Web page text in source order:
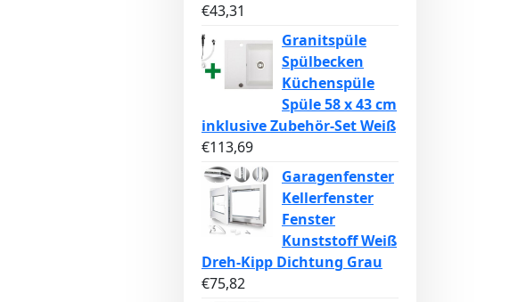
€43,31
Granitspüle
Spülbecken
Küchenspüle
Spüle 58 x 43 cm
inklusive Zubehör-Set Weiß
€113,69
Garagenfenster
Kellerfenster
Fenster
Kunststoff Weiß
Dreh-Kipp Dichtung Grau
€75,82